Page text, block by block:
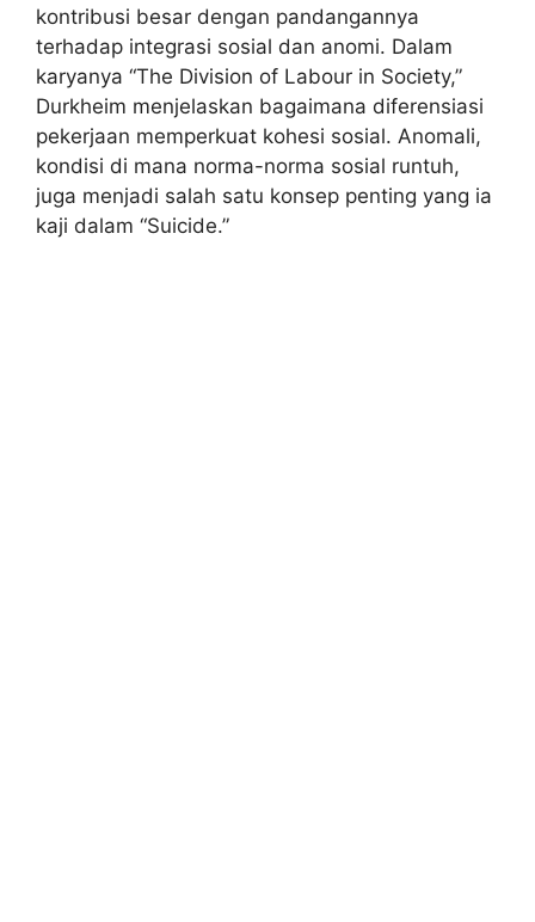
kontribusi besar dengan pandangannya
terhadap integrasi sosial dan anomi. Dalam
karyanya “The Division of Labour in Society,”
Durkheim menjelaskan bagaimana diferensiasi
pekerjaan memperkuat kohesi sosial. Anomali,
kondisi di mana norma-norma sosial runtuh,
juga menjadi salah satu konsep penting yang ia
kaji dalam “Suicide.”